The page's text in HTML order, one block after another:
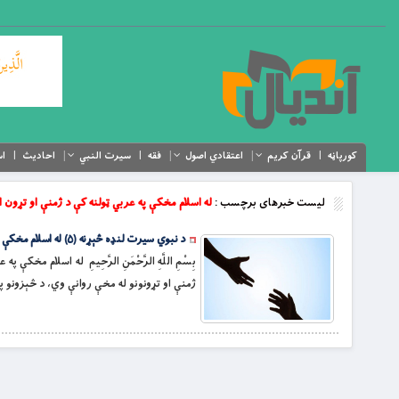
کورپاڼه قرآن کریم اعتقادي اصول فقه سیرت النبي احادیث
لیست خبرهای برچسب :له اسلام مخکې په عربي ټولنه کې د ژمنې او تړون
د نبوي سیرت لنډه څېړنه (۵) له اسلام مخکې په عربي ټولنه کې د ژمنې او تړون اهميت او اعتبار
بِسْمِ اللَّهِ الرَّحْمَنِ الرَّحِيمِ له اسلام مخکې په
ژمنې او تړونونو له مخې روانې وي، د